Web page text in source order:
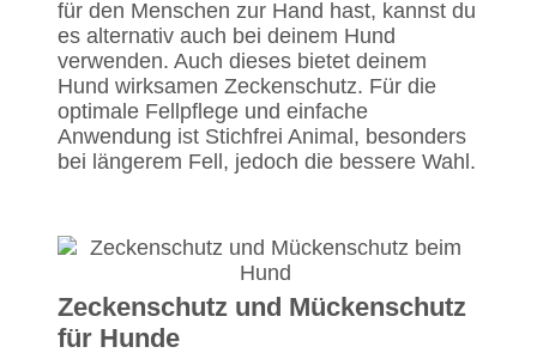
für den Menschen zur Hand hast, kannst du
es alternativ auch bei deinem Hund
verwenden. Auch dieses bietet deinem
Hund wirksamen Zeckenschutz. Für die
optimale Fellpflege und einfache
Anwendung ist Stichfrei Animal, besonders
bei längerem Fell, jedoch die bessere Wahl.
Zeckenschutz und Mückenschutz
für Hunde